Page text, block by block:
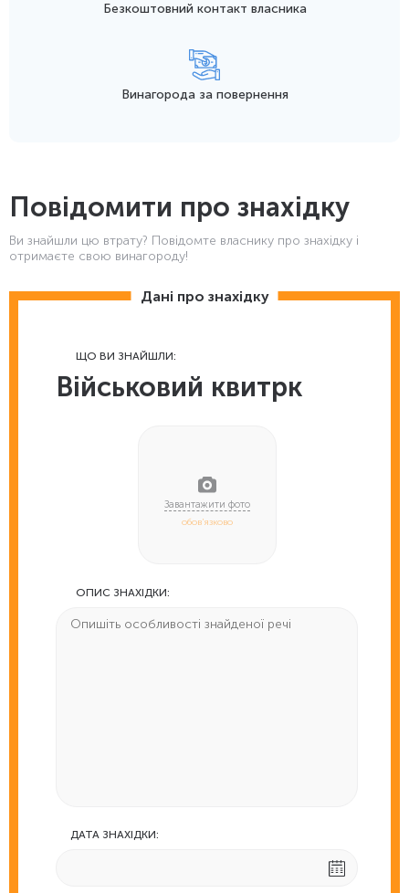
Безкоштовний контакт власника
Винагорода за повернення
Повідомити про знахідку
Ви знайшли цю втрату? Повідомте власнику про знахідку і
отримаєте свою винагороду!
Дані про знахідку
ЩО ВИ ЗНАЙШЛИ:
Військовий квитрк
обов'язково
ОПИС ЗНАХІДКИ:
ДАТА ЗНАХІДКИ: